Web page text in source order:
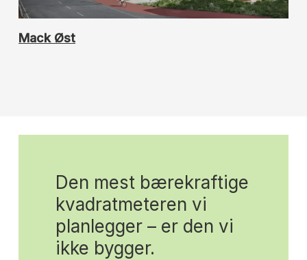
Mack Øst
Den mest bærekraftige
kvadratmeteren vi
planlegger – er den vi
ikke bygger.